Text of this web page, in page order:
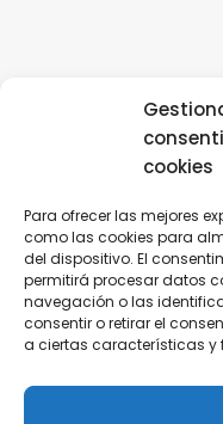
cookies
Para ofrecer las mejores
como las cookies para
del dispositivo. El
permitirá procesar datos
navegación o las
consentir o retirar el
a ciertas características y